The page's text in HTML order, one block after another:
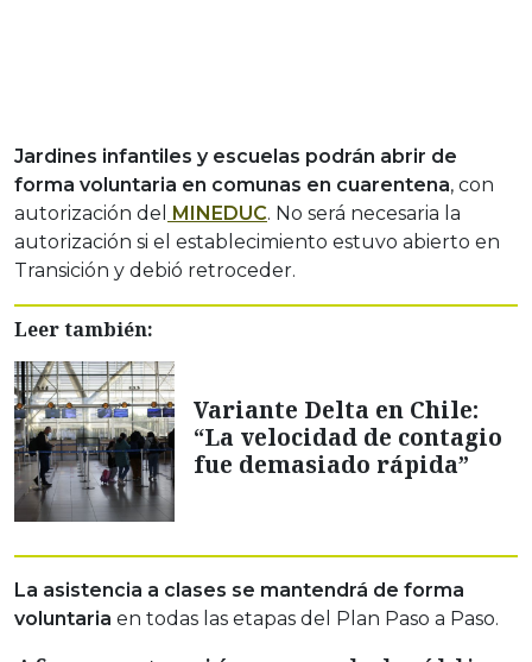
Jardines infantiles y escuelas podrán abrir de
forma voluntaria en comunas en cuarentena, con
autorización del MINEDUC. No será necesaria la
autorización si el establecimiento estuvo abierto en
Transición y debió retroceder.
Leer también:
Variante Delta en Chile:
“La velocidad de contagio
fue demasiado rápida”
La asistencia a clases se mantendrá de forma
voluntaria en todas las etapas del Plan Paso a Paso.